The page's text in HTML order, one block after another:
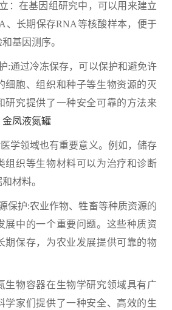
在基因组研究中，可以用来建立
、长期保存RNA等核酸样本，便于
基因测序。
过冷冻保存，可以保护和避免许
细胞、组织和种子等生物资源的灭
研究提供了一种安全可靠的方法来
金凤液氮罐
领域也有重要意义。例如，储存
组织等生物材料可以为治疗和诊断
材料。
护:农业作物、牲畜等种质资源的
展中的一个重要问题。这些种质资
期保存，为农业发展提供可靠的物
物容器在生物学研究领域具有广
学家们提供了一种安全、高效的生